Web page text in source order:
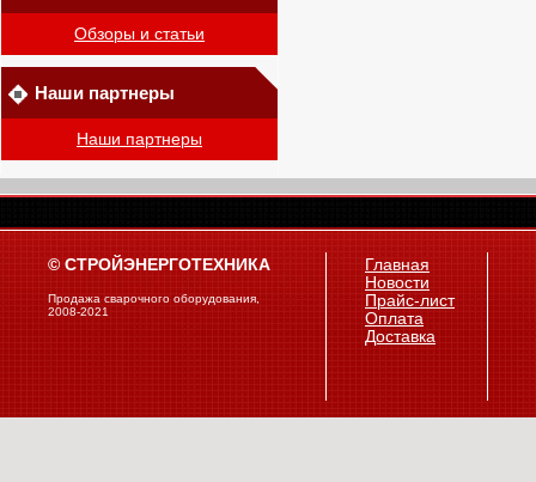
Обзоры и статьи
Наши партнеры
Наши партнеры
© СТРОЙЭНЕРГОТЕХНИКА
Продажа сварочного оборудования,
2008-2021
Главная
Новости
Прайс-лист
Оплата
Доставка